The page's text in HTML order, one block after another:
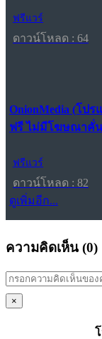
ฟรีแวร์
ดาวน์โหลด : 64
OnionMedia (โป
ฟรี ไม่มีโฆษณาคั่
ฟรีแวร์
ดาวน์โหลด : 82
ดูเพิ่มอีก...
ความคิดเห็น (0)
×